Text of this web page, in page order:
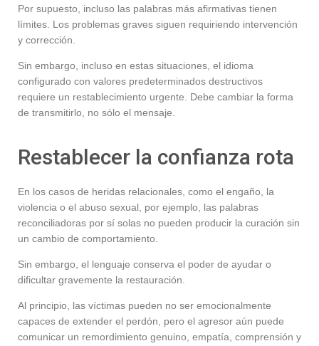
Por supuesto, incluso las palabras más afirmativas tienen
límites. Los problemas graves siguen requiriendo intervención
y corrección.
Sin embargo, incluso en estas situaciones, el idioma
configurado con valores predeterminados destructivos
requiere un restablecimiento urgente. Debe cambiar la forma
de transmitirlo, no sólo el mensaje.
Restablecer la confianza rota
En los casos de heridas relacionales, como el engaño, la
violencia o el abuso sexual, por ejemplo, las palabras
reconciliadoras por sí solas no pueden producir la curación sin
un cambio de comportamiento.
Sin embargo, el lenguaje conserva el poder de ayudar o
dificultar gravemente la restauración.
Al principio, las víctimas pueden no ser emocionalmente
capaces de extender el perdón, pero el agresor aún puede
comunicar un remordimiento genuino, empatía, comprensión y